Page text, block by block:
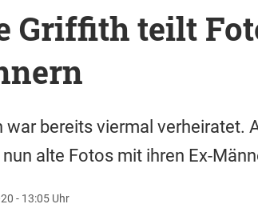
Griffith teilt
war bereits viermal verheiratet.
alte Fotos mit ihren Ex-
- 13:05 Uhr